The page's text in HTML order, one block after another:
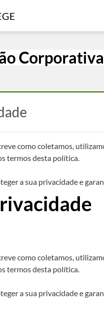
Corporativa
como coletamos,
termos desta política.
a sua privacidade e
como coletamos,
termos desta política.
a sua privacidade e